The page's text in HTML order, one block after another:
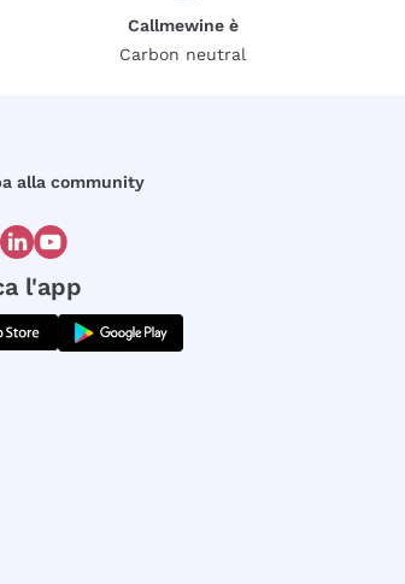
Callmewine è
Carbon neutral
alla community
l'app